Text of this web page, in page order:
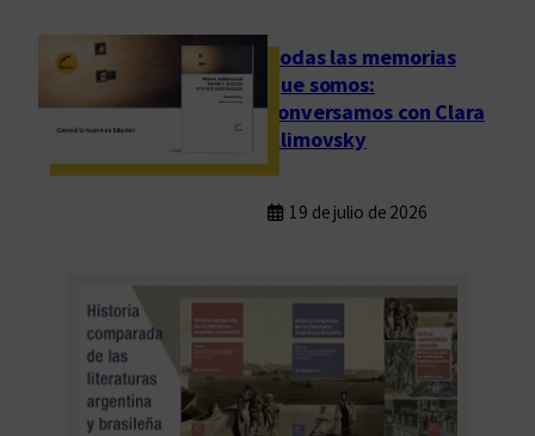
e
t
Todas las memorias
que somos:
conversamos con Clara
Klimovsky
19 de julio de 2026